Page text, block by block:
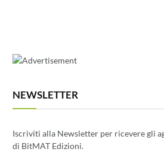
NEWSLETTER
Iscriviti alla Newsletter per ricevere gli
di BitMAT Edizioni.